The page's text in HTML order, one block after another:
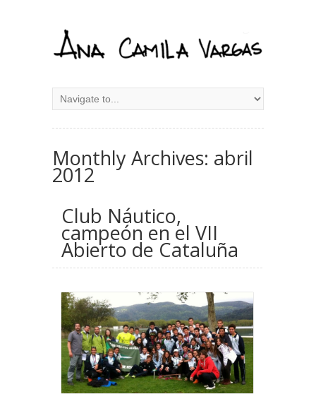
Monthly Archives: abril
2012
Club Náutico,
campeón en el VII
Abierto de Cataluña